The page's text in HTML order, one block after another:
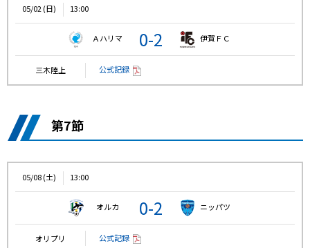
05/02 (日) 13:00
Ａハリマ 0-2 伊賀ＦＣ
三木陸上 公式記録
第7節
05/08 (土) 13:00
オルカ 0-2 ニッパツ
オリプリ 公式記録